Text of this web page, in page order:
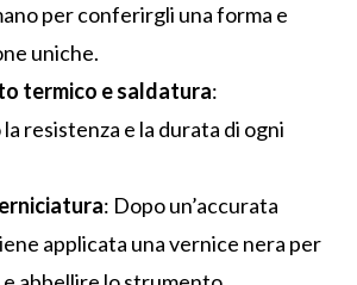
per conferirgli una forma e
uniche.
termico e saldatura:
resistenza e la durata di ogni
: Dopo un’accurata
applicata una vernice nera per